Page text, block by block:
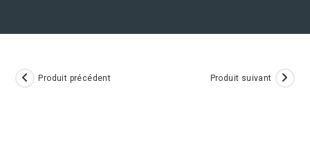
Produit précédent Produit suivant